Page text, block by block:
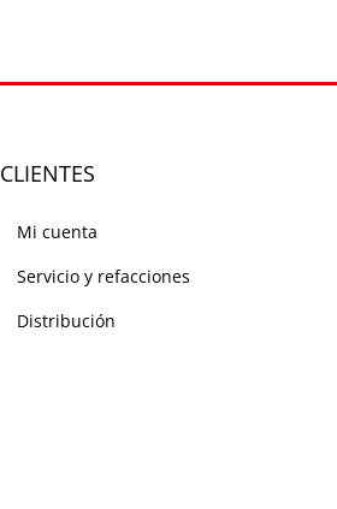
CLIENTES
Mi cuenta
Servicio y refacciones
Distribución